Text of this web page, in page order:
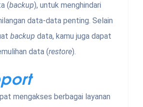
(backup), untuk menghindari
data-data penting. Selain
backup data, kamu juga dapat
data (restore).
mengakses berbagai layanan